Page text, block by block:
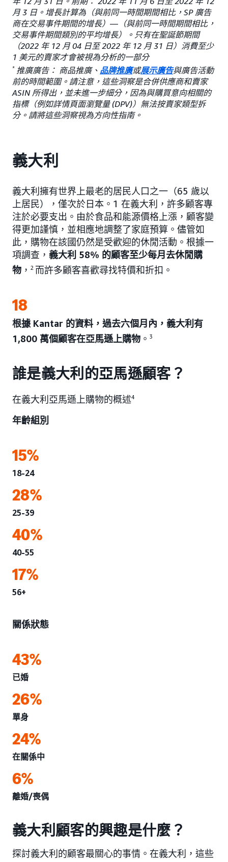
月 3 日。增長計算為（與前同一時間期間相比，SP 廣告
商在交易事件期間的增長）—（與前同一時間期間相比，
交易事件期間類別的平均增長）。只有在聖誕節期間
（2022 年 12 月 04 日至 2022 年 12 月 31 日）消費至少
1 美元的賣家才會被視為分析的一部分
*推廣廣告： 商品推廣、 品牌推廣或展示廣告與廣告活動
前的時間範圍。請注意，這些洞察是合併供應商和賣家
ASIN 所得出，並未進一步細分，因為與購買意向相關的
指標（例如詳情頁面瀏覽量 (DPV)）無法按賣家類型拆
分。請將這些洞察視為方向性指南。
義大利
義大利擁有世界上最老的居民人口之一（65 歲以
上居民），僅次於日本。1 在義大利，許多顧客專
注於必要支出。由於食品和能源價格上漲，顧客變
得更加謹慎，並相應地調整了家庭預算。儘管如
此，購物在該國仍然是受歡迎的休閒活動。根據一
項調查， 義大利 58% 的顧客至少每月去休閒購
物 ， 2 而許多顧客喜歡尋找特價和折扣。
18
根據 Kantar 的資料，過去六個月內，義大利有
1,800 萬個顧客在亞馬遜上購物 。 3
誰是義大利的亞馬遜顧客？
在義大利亞馬遜上購物的概述4
年齡組別
15%
18-24
28%
25-39
40%
40-55
17%
56+
關係狀態
43%
已婚
26%
單身
24%
在關係中
6%
離婚/喪偶
義大利顧客的興趣是什麼？
探討義大利的顧客最關心的事情。在義大利，這些